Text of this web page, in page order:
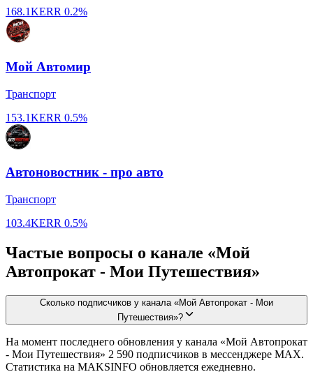
168.1KERR 0.2%
Мой Автомир
Транспорт
153.1KERR 0.5%
Автоновостник - про авто
Транспорт
103.4KERR 0.5%
Частые вопросы о канале «Мой
Автопрокат - Мои Путешествия»
Сколько подписчиков у канала «Мой Автопрокат - Мои
Путешествия»?
На момент последнего обновления у канала «Мой Автопрокат
- Мои Путешествия» 2 590 подписчиков в мессенджере MAX.
Статистика на MAKSINFO обновляется ежедневно.